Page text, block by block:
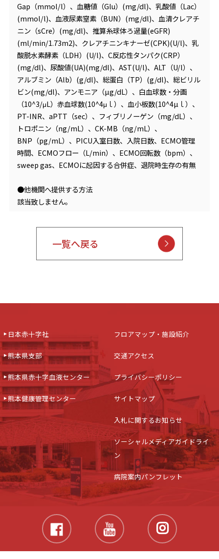
Gap（mmol/l）、血糖値（Glu）(mg/dl)、乳酸値（Lac）
(mmol/l)、血液尿素窒素（BUN）(mg/dl)、血清クレアチ
ニン（sCre）(mg/dl)、推算糸球体ろ過量(eGFR)
(ml/min/1.73m2)、クレアチニンキナーゼ(CPK)(U/l)、乳
酸脱水素酵素（LDH）(U/l)、C反応性タンパク(CRP）
(mg/dl)、尿酸値(UA)(mg/dl)、AST(U/l)、ALT（U/l）、
アルブミン（Alb）(g/dl)、総蛋白（TP）(g/dl)、総ビリル
ビン(mg/dl)、アンモニア（µg/dL）、白血球数・分画
（10^3/μL）赤血球数(10^4μｌ）、血小板数(10^4µｌ）、
PT-INR、aPTT（sec）、フィブリノーゲン（mg/dL）、
トロポニン（ng/mL）、CK-MB（ng/mL）、
BNP（pg/mL）、PICU入室日数、入院日数、ECMO管理
時間、ECMOフロー（L/min）、ECMO回転数（bpm）、
sweep gas、ECMOに起因する合併症、退院時生存の有無
●他機関へ提供する方法
該当致しません。
一覧へ戻る
日本赤十字社
熊本県支部
熊本県赤十字血液センター
熊本健康管理センター
フロアマップ・施設紹介
交通アクセス
プライバシーポリシー
サイトマップ
入札に関するお知らせ
ソーシャルメディアガイドライ
ン
病院案内パンフレット